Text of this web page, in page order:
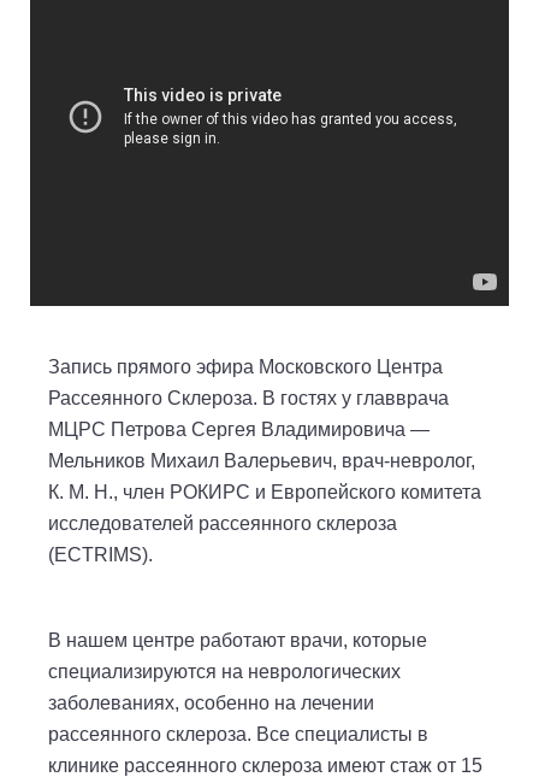
Запись прямого эфира Московского Центра
Рассеянного Склероза. В гостях у главврача
МЦРС Петрова Сергея Владимировича —
Мельников Михаил Валерьевич, врач-невролог,
К. М. Н., член РОКИРС и Европейского комитета
исследователей рассеянного склероза
(ECTRIMS).
В нашем центре работают врачи, которые
специализируются на неврологических
заболеваниях, особенно на лечении
рассеянного склероза. Все специалисты в
клинике рассеянного склероза имеют стаж от 15